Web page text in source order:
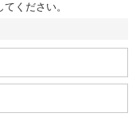
ください。